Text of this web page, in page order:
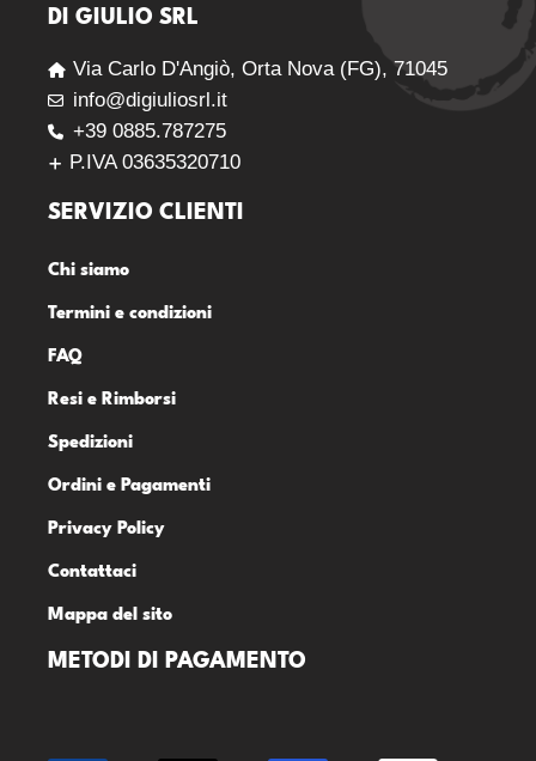
DI GIULIO SRL
Via Carlo D'Angiò, Orta Nova (FG), 71045
info@digiuliosrl.it
+39 0885.787275
P.IVA 03635320710
SERVIZIO CLIENTI
Chi siamo
Termini e condizioni
FAQ
Resi e Rimborsi
Spedizioni
Ordini e Pagamenti
Privacy Policy
Contattaci
Mappa del sito
METODI DI PAGAMENTO